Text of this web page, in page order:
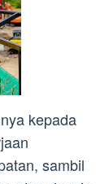
kepada
sambil